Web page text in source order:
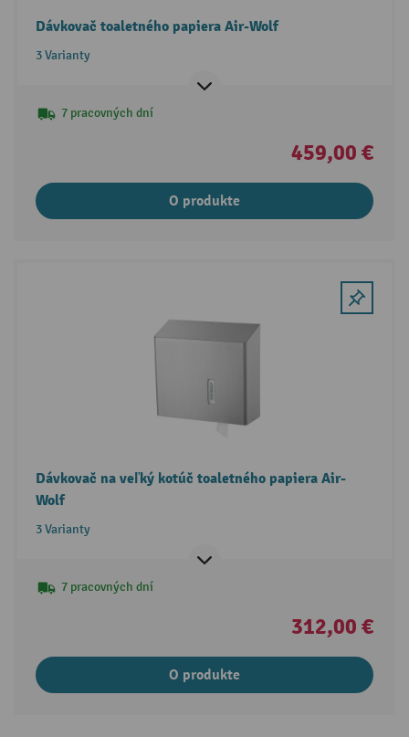
Dávkovač toaletného papiera Air-Wolf
3 Varianty
7 pracovných dní
459,00 €
O produkte
Dávkovač na veľký kotúč toaletného papiera Air-
Wolf
3 Varianty
7 pracovných dní
312,00 €
O produkte